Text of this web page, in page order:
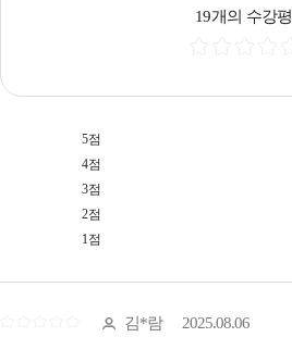
19개의 수강평
5점
4점
3점
2점
1점
김*람 2025.08.06